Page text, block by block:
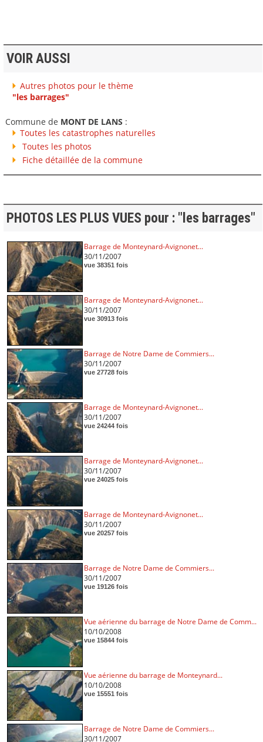
VOIR AUSSI
Autres photos pour le thème
"les barrages"
Commune de MONT DE LANS :
Toutes les catastrophes naturelles
Toutes les photos
Fiche détaillée de la commune
PHOTOS LES PLUS VUES pour : "les barrages"
Barrage de Monteynard-Avignonet...
30/11/2007
vue 38351 fois
Barrage de Monteynard-Avignonet...
30/11/2007
vue 30913 fois
Barrage de Notre Dame de Commiers...
30/11/2007
vue 27728 fois
Barrage de Monteynard-Avignonet...
30/11/2007
vue 24244 fois
Barrage de Monteynard-Avignonet...
30/11/2007
vue 24025 fois
Barrage de Monteynard-Avignonet...
30/11/2007
vue 20257 fois
Barrage de Notre Dame de Commiers...
30/11/2007
vue 19126 fois
Vue aérienne du barrage de Notre Dame de Comm...
10/10/2008
vue 15844 fois
Vue aérienne du barrage de Monteynard...
10/10/2008
vue 15551 fois
Barrage de Notre Dame de Commiers...
30/11/2007